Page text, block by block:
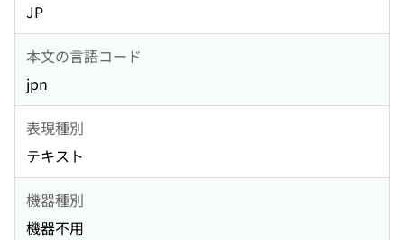
JP
本文の言語コード
jpn
表現種別
テキスト
機器種別
機器不用